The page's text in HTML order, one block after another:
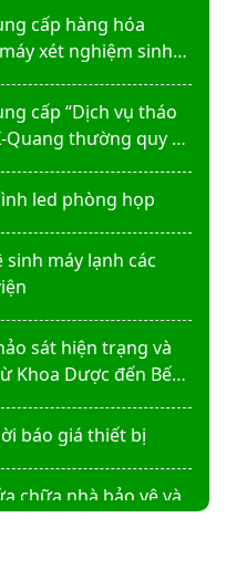
cấp hàng hóa
xét nghiệm sinh
cấp “Dịch vụ tháo
thường quy và
led phòng họp
sinh máy lạnh các
sát hiện trạng và
Khoa Dược đến Bếp
báo giá thiết bị
chữa nhà bảo vệ và